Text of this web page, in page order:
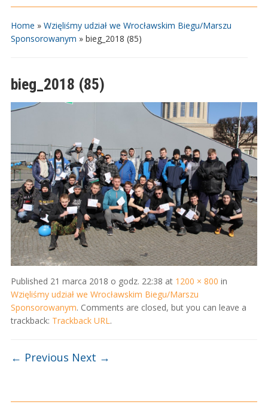
Home » Wzięliśmy udział we Wrocławskim Biegu/Marszu
Sponsorowanym » bieg_2018 (85)
bieg_2018 (85)
Published 21 marca 2018 o godz. 22:38 at 1200 × 800 in
Wzięliśmy udział we Wrocławskim Biegu/Marszu
Sponsorowanym. Comments are closed, but you can leave a
trackback: Trackback URL.
← Previous Next →